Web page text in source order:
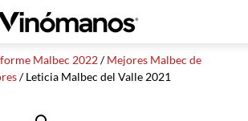
Malbec 2022/Mejores Malbec de
/ Leticia Malbec del Valle 2021